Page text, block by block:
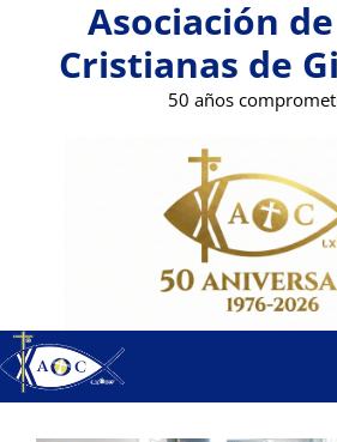
contenido
Asociación
Cristianas de
50 años